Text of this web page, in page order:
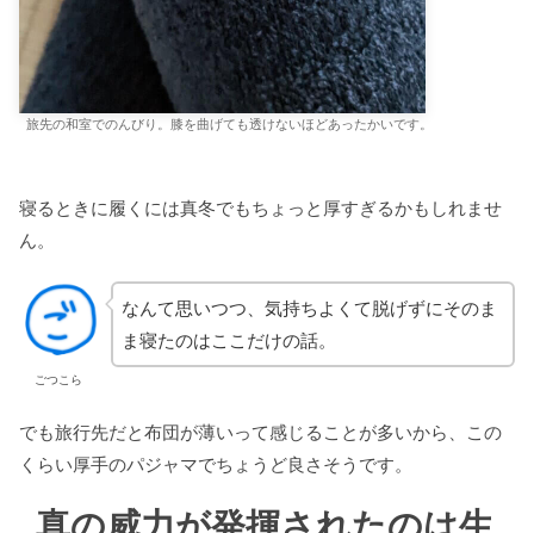
旅先の和室でのんびり。膝を曲げても透けないほどあったかいです。
寝るときに履くには真冬でもちょっと厚すぎるかもしれませ
ん。
ごつこら
なんて思いつつ、気持ちよくて脱げずにそのま
ま寝たのはここだけの話。
でも旅行先だと布団が薄いって感じることが多いから、この
くらい厚手のパジャマでちょうど良さそうです。